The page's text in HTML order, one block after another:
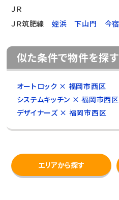
ＪＲ
ＪＲ筑肥線
姪浜 下山門 今宿
似た条件で物件を探す
オートロック × 福岡市西区
システムキッチン × 福岡市西区
デザイナーズ × 福岡市西区
エリアから探す